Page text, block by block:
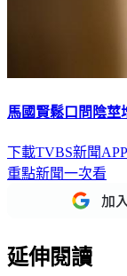
馬國賢鬆口問陰
下載TVBS新聞
重點新聞一次看
延伸閱讀